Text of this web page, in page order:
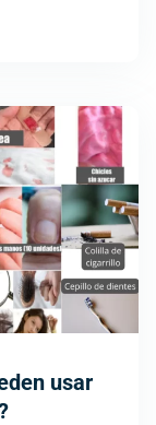
usar